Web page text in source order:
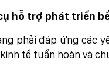
hỗ trợ phát triển
phải đáp ứng các
tế tuần hoàn và